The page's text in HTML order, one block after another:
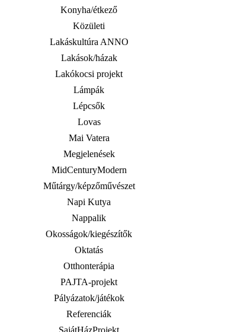
Konyha/étkező
Közületi
Lakáskultúra ANNO
Lakások/házak
Lakókocsi projekt
Lámpák
Lépcsők
Lovas
Mai Vatera
Megjelenések
MidCenturyModern
Műtárgy/képzőművészet
Napi Kutya
Nappalik
Okosságok/kiegészítők
Oktatás
Otthonterápia
PAJTA-projekt
Pályázatok/játékok
Referenciák